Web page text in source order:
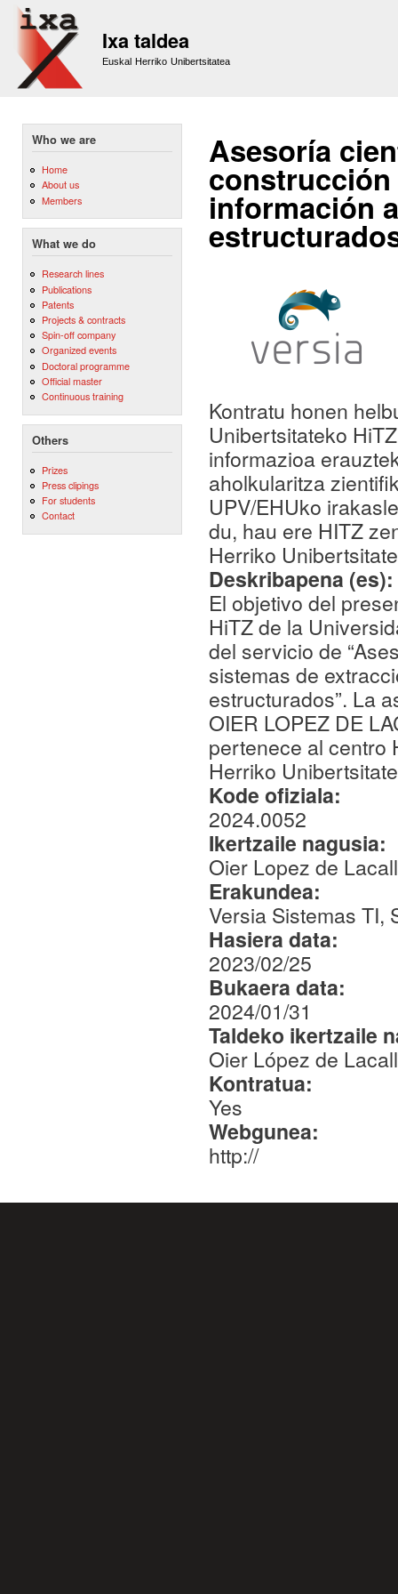
Ixa taldea
Euskal Herriko Unibertsitatea
Who we are
Home
About us
Members
What we do
Research lines
Publications
Patents
Projects & contracts
Spin-off company
Organized events
Doctoral programme
Official master
Continuous training
Others
Prizes
Press clipings
For students
Contact
Asesoría
construcción
información
Kontratu honen
Unibertsitateko
informazioa
aholkularitza
UPV/EHUko
du, hau ere HITZ
Herriko
Deskribapena (es):
El objetivo del
HiTZ de la
del servicio de
sistemas de
estructurados”. La
OIER LOPEZ DE
pertenece al centro
Herriko
Kode ofiziala:
2024.0052
Ikertzaile nagusia:
Oier Lopez de
Erakundea:
Versia Sistemas TI,
Hasiera data:
2023/02/25
Bukaera data:
2024/01/31
Taldeko ikertzaile
Oier López de
Kontratua:
Yes
Webgunea:
http://